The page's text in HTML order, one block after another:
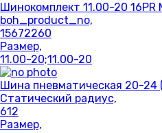
Шинокомплект 11.00-20 16PR
boh_product_no,
15672260
Размер,
11.00-20;11.00-20
Шина пневматическая 20-24
Статический радиус,
612
Размер,